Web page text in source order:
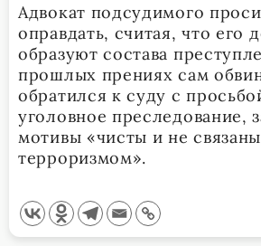
Адвокат подсудимого
оправдать, считая, что его
образуют состава
прошлых прениях сам
обратился к суду с
уголовное преследование,
мотивы «чисты и не
терроризмом».